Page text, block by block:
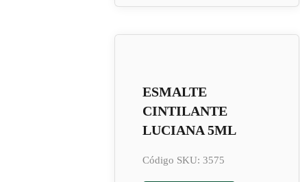
ESMALTE
CINTILANTE
LUCIANA 5ML
Código SKU: 3575